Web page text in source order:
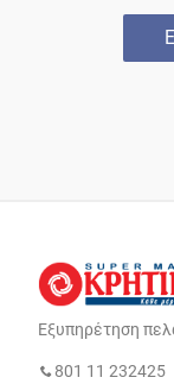
Εξυπηρέτηση
801 11 232425